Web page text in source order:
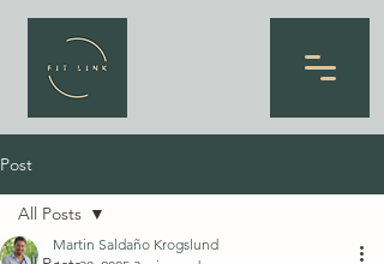
Post
All Posts
Martin Saldaño Krogslund